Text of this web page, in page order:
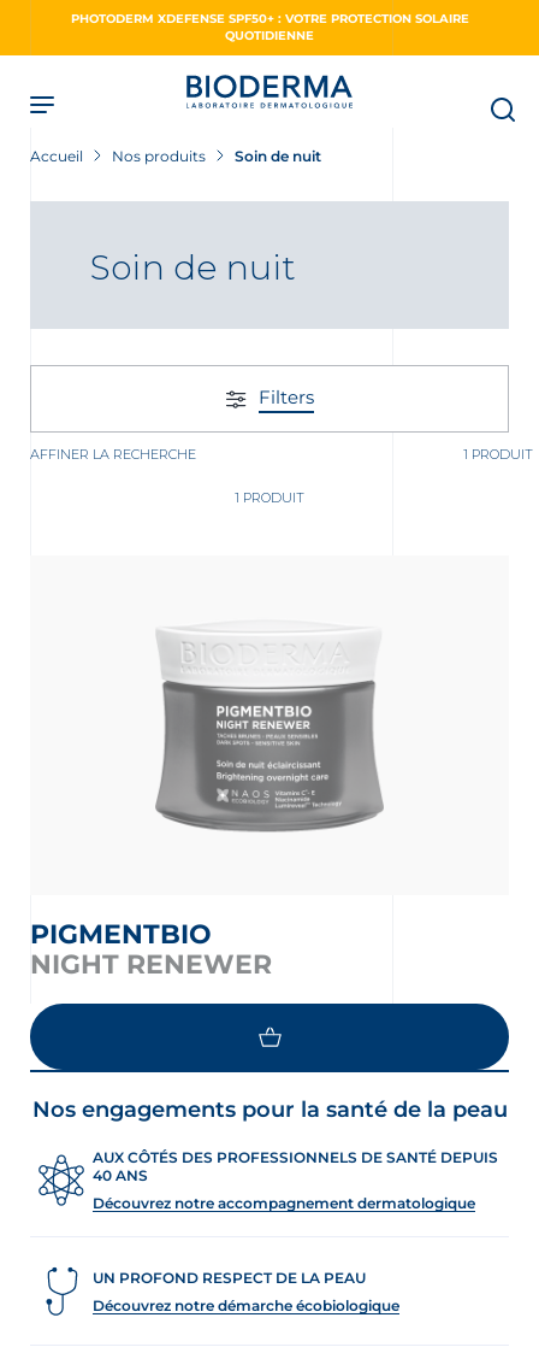
PHOTODERM XDEFENSE SPF50+ : VOTRE PROTECTION SOLAIRE
QUOTIDIENNE
les newsletters
des informations sur les
et nouveautés produits par
protection de vos données personnelles,
protection des données personnelles
FR NL
Accueil Nos produits Soin de nuit
Soin de nuit
Filters
AFFINER LA RECHERCHE 1 PRODUIT
1 PRODUIT
PIGMENTBIO
NIGHT RENEWER
Nos engagements pour la santé de la peau
AUX CÔTÉS DES PROFESSIONNELS DE SANTÉ DEPUIS
40 ANS
Découvrez notre accompagnement dermatologique
UN PROFOND RESPECT DE LA PEAU
Découvrez notre démarche écobiologique